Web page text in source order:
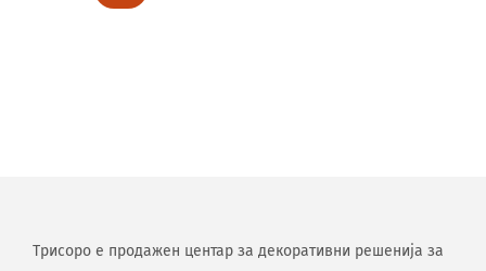
Трисоро е продажен центар за декоративни решенија за